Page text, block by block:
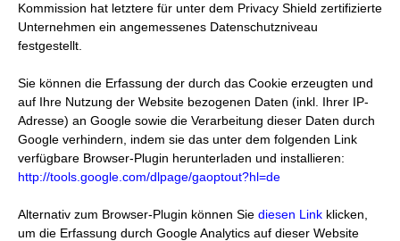
Kommission hat letztere für unter dem Privacy Shield zertifizierte
Unternehmen ein angemessenes Datenschutzniveau
festgestellt.
Sie können die Erfassung der durch das Cookie erzeugten und
auf Ihre Nutzung der Website bezogenen Daten (inkl. Ihrer IP-
Adresse) an Google sowie die Verarbeitung dieser Daten durch
Google verhindern, indem sie das unter dem folgenden Link
verfügbare Browser-Plugin herunterladen und installieren:
http://tools.google.com/dlpage/gaoptout?hl=de
Alternativ zum Browser-Plugin können Sie diesen Link klicken,
um die Erfassung durch Google Analytics auf dieser Website